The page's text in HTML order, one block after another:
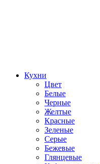
Кухни
Цвет
Белые
Черные
Желтые
Красные
Зеленые
Серые
Бежевые
Глянцевые